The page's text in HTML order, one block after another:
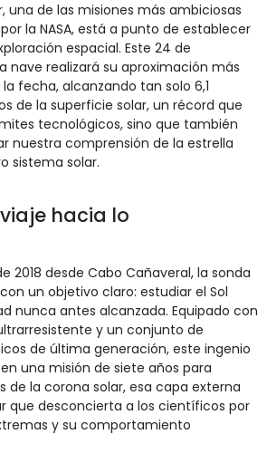
una de las misiones más ambiciosas
la NASA, está a punto de establecer
espacial. Este 24 de
nave realizará su aproximación más
fecha, alcanzando tan solo 6,1
de la superficie solar, un récord que
tecnológicos, sino que también
nuestra comprensión de la estrella
sistema solar.
hacia lo
2018 desde Cabo Cañaveral, la sonda
un objetivo claro: estudiar el Sol
nunca antes alcanzada. Equipado con
y un conjunto de
de última generación, este ingenio
una misión de siete años para
de la corona solar, esa capa externa
que desconcierta a los científicos por
y su comportamiento